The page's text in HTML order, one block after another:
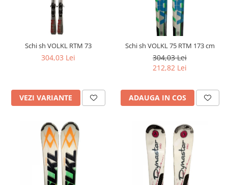
Schi sh VOLKL RTM 73
304,03 Lei
VEZI VARIANTE
Schi sh VOLKL 75 RTM 173 cm
304,03 Lei
212,82 Lei
ADAUGA IN COS